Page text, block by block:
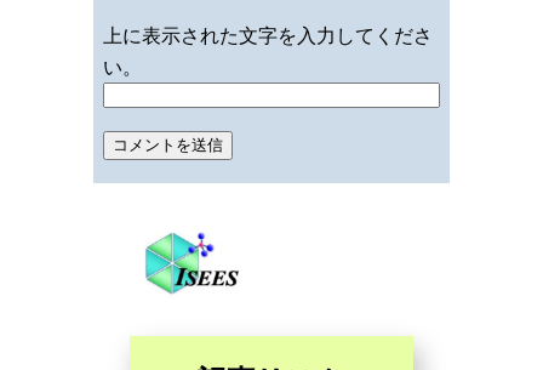
上に表示された文字を入力してくださ
い。